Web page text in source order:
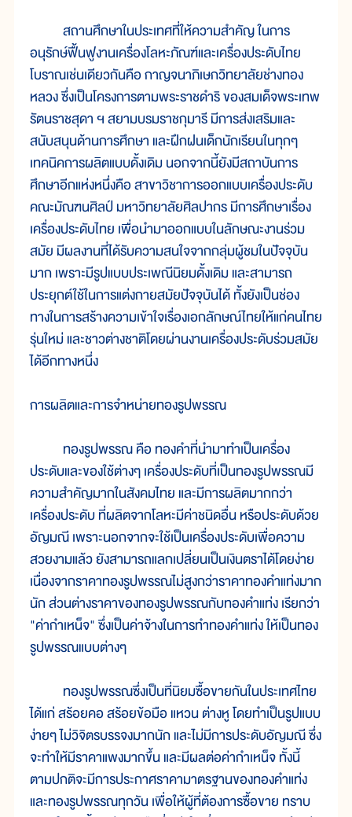
สถานศึกษาในประเทศที่ให้ความสำคัญ ในการ
อนุรักษ์ฟื้นฟูงานเครื่องโลหะภัณฑ์และเครื่องประดับไทย
โบราณเช่นเดียวกันคือ กาญจนาภิเษกวิทยาลัยช่างทอง
หลวง ซึ่งเป็นโครงการตามพระราชดำริ ของสมเด็จพระเทพ
รัตนราชสุดา ฯ สยามบรมราชกุมารี มีการส่งเสริมและ
สนับสนุนด้านการศึกษา และฝึกฝนเด็กนักเรียนในทุกๆ
เทคนิคการผลิตแบบดั้งเดิม นอกจากนี้ยังมีสถาบันการ
ศึกษาอีกแห่งหนึ่งคือ สาขาวิชาการออกแบบเครื่องประดับ
คณะมัณฑนศิลป์ มหาวิทยาลัยศิลปากร มีการศึกษาเรื่อง
เครื่องประดับไทย เพื่อนำมาออกแบบในลักษณะงานร่วม
สมัย มีผลงานที่ได้รับความสนใจจากกลุ่มผู้ชมในปัจจุบัน
มาก เพราะมีรูปแบบประเพณีนิยมดั้งเดิม และสามารถ
ประยุกต์ใช้ในการแต่งกายสมัยปัจจุบันได้ ทั้งยังเป็นช่อง
ทางในการสร้างความเข้าใจเรื่องเอกลักษณ์ไทยให้แก่คนไทย
รุ่นใหม่ และชาวต่างชาติโดยผ่านงานเครื่องประดับร่วมสมัย
ได้อีกทางหนึ่ง
การผลิตและการจำหน่ายทองรูปพรรณ
ทองรูปพรรณ คือ ทองคำที่นำมาทำเป็นเครื่อง
ประดับและของใช้ต่างๆ เครื่องประดับที่เป็นทองรูปพรรณมี
ความสำคัญมากในสังคมไทย และมีการผลิตมากกว่า
เครื่องประดับ ที่ผลิตจากโลหะมีค่าชนิดอื่น หรือประดับด้วย
อัญมณี เพราะนอกจากจะใช้เป็นเครื่องประดับเพื่อความ
สวยงามแล้ว ยังสามารถแลกเปลี่ยนเป็นเงินตราได้โดยง่าย
เนื่องจากราคาทองรูปพรรณไม่สูงกว่าราคาทองคำแท่งมาก
นัก ส่วนต่างราคาของทองรูปพรรณกับทองคำแท่ง เรียกว่า
"ค่ากำเหน็จ" ซึ่งเป็นค่าจ้างในการทำทองคำแท่ง ให้เป็นทอง
รูปพรรณแบบต่างๆ
ทองรูปพรรณซึ่งเป็นที่นิยมซื้อขายกันในประเทศไทย
ได้แก่ สร้อยคอ สร้อยข้อมือ แหวน ต่างหู โดยทำเป็นรูปแบบ
ง่ายๆ ไม่วิจิตรบรรจงมากนัก และไม่มีการประดับอัญมณี ซึ่ง
จะทำให้มีราคาแพงมากขึ้น และมีผลต่อค่ากำเหน็จ ทั้งนี้
ตามปกติจะมีการประกาศราคามาตรฐานของทองคำแท่ง
และทองรูปพรรณทุกวัน เพื่อให้ผู้ที่ต้องการซื้อขาย ทราบ